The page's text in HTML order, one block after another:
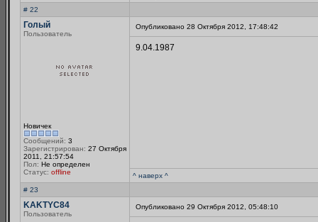
# 22
Голый
Пользователь
Новичек
Сообщений: 3
Зарегистрирован: 27 Октября
2011, 21:57:54
Пол: Не определен
Статус: offline
Опубликовано 28 Октября 2012, 17:48:42
9.04.1987
^ наверх ^
# 23
KAKTYC84
Пользователь
Опубликовано 29 Октября 2012, 05:48:10